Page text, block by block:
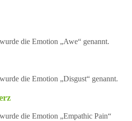
die Emotion „Awe“ genannt.
die Emotion „Disgust“ genannt.
die Emotion „Empathic Pain“